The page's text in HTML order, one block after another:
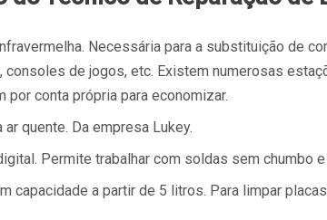
Necessária para a substituição de
consoles de jogos, etc. Existem numerosas
por conta própria para economizar.
quente. Da empresa Lukey.
Permite trabalhar com soldas sem chumbo
capacidade a partir de 5 litros. Para limpar